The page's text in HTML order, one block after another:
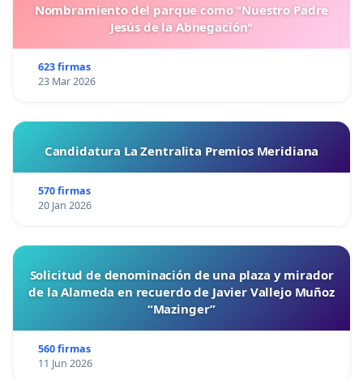
Nombramiento del parque como "Nuestro Padre
Jesús de la Abnegación"
623 firmas
23 Mar 2026
Candidatura La Zentralita Premios Meridiana
570 firmas
20 Jan 2026
Solicitud de denominación de una plaza y mirador
de la Alameda en recuerdo de Javier Vallejo Muñoz
“Mazinger”
560 firmas
11 Jun 2026